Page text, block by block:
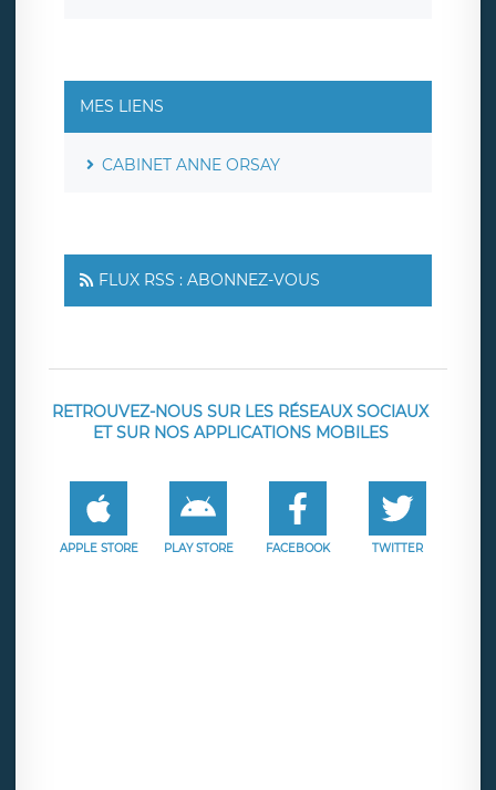
MES LIENS
CABINET ANNE ORSAY
FLUX RSS : ABONNEZ-VOUS
RETROUVEZ-NOUS SUR LES RÉSEAUX SOCIAUX
ET SUR NOS APPLICATIONS MOBILES
APPLE STORE PLAY STORE FACEBOOK TWITTER